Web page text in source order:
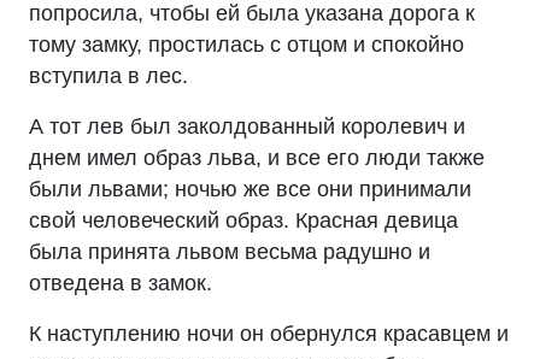
попросила, чтобы ей была указана дорога к
тому замку, простилась с отцом и спокойно
вступила в лес.
А тот лев был заколдованный королевич и
днем имел образ льва, и все его люди также
были львами; ночью же все они принимали
свой человеческий образ. Красная девица
была принята львом весьма радушно и
отведена в замок.
К наступлению ночи он обернулся красавцем и